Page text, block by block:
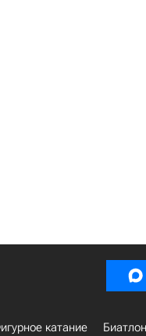
катание Биатлон